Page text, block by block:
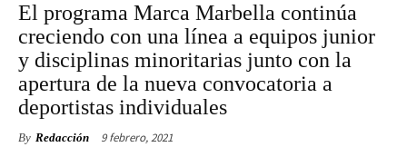
El programa Marca Marbella continúa
creciendo con una línea a equipos junior
y disciplinas minoritarias junto con la
apertura de la nueva convocatoria a
deportistas individuales
By Redacción 9 febrero, 2021